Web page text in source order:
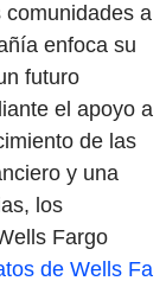
a
enfoca su
futuro
el apoyo a
de las
y una
los
Fargo
de Wells Fa